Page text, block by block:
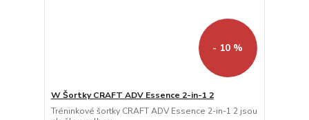
- 10 %
W Šortky CRAFT ADV Essence 2-in-1 2
Tréninkové šortky CRAFT ADV Essence 2-in-1 2 jsou